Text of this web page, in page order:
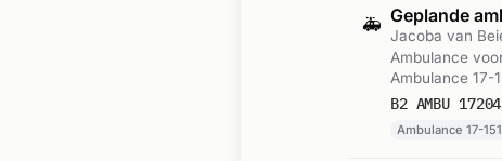
🚑 Geplande
Jacoba van
Ambulance
Ambulance 17-
B2 AMBU
Ambulance 17-151